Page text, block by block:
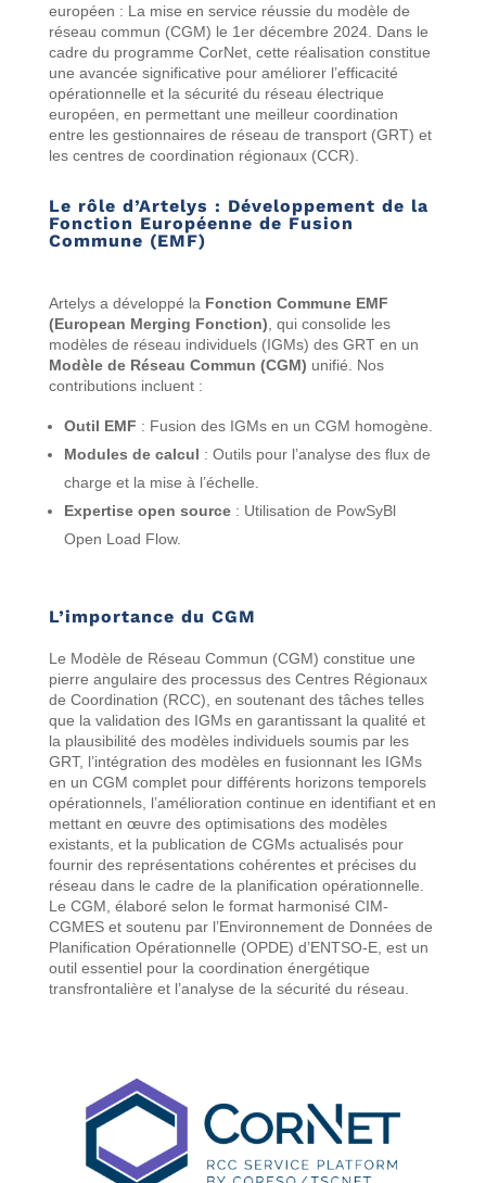
européen : La mise en service réussie du modèle de
réseau commun (CGM) le 1er décembre 2024. Dans le
cadre du programme CorNet, cette réalisation constitue
une avancée significative pour améliorer l’efficacité
opérationnelle et la sécurité du réseau électrique
européen, en permettant une meilleur coordination
entre les gestionnaires de réseau de transport (GRT) et
les centres de coordination régionaux (CCR).
Le rôle d’Artelys : Développement de la
Fonction Européenne de Fusion
Commune (EMF)
Artelys a développé la Fonction Commune EMF
(European Merging Fonction) , qui consolide les
modèles de réseau individuels (IGMs) des GRT en un
Modèle de Réseau Commun (CGM) unifié. Nos
contributions incluent :
Outil EMF : Fusion des IGMs en un CGM homogène.
Modules de calcul : Outils pour l’analyse des flux de
charge et la mise à l’échelle.
Expertise open source: Utilisation de PowSyBl
Open Load Flow.
L’importance du CGM
Le Modèle de Réseau Commun (CGM) constitue une
pierre angulaire des processus des Centres Régionaux
de Coordination (RCC), en soutenant des tâches telles
que la validation des IGMs en garantissant la qualité et
la plausibilité des modèles individuels soumis par les
GRT, l’intégration des modèles en fusionnant les IGMs
en un CGM complet pour différents horizons temporels
opérationnels, l’amélioration continue en identifiant et en
mettant en œuvre des optimisations des modèles
existants, et la publication de CGMs actualisés pour
fournir des représentations cohérentes et précises du
réseau dans le cadre de la planification opérationnelle.
Le CGM, élaboré selon le format harmonisé CIM-
CGMES et soutenu par l’Environnement de Données de
Planification Opérationnelle (OPDE) d’ENTSO-E, est un
outil essentiel pour la coordination énergétique
transfrontalière et l’analyse de la sécurité du réseau.